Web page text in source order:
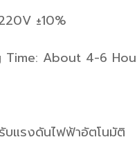
±10%
Time: About 4-6
บแรงดันไฟฟ้าอัตโนมัติ